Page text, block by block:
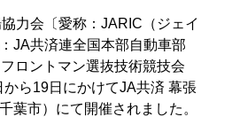
力会〔愛称：JARIC（ジェイ
JA共済連全国本部自動車部
ロントマン選抜技術競技会
ら19日にかけてJA共済 幕張
葉市）にて開催されました。